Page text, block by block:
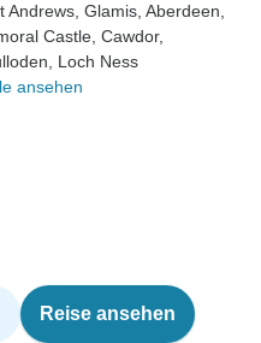
Andrews , Glamis , Aberdeen
Castle , Cawdor,
, Loch Ness
ansehen
Reise ansehen